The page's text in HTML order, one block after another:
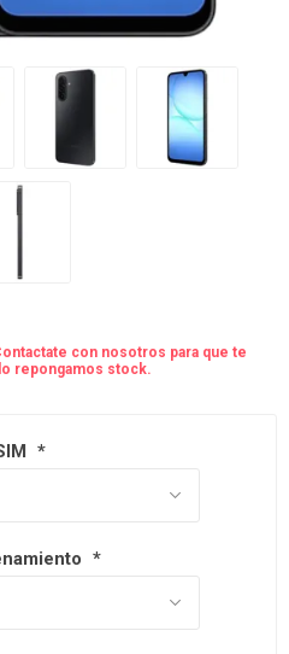
con nosotros para que te
repongamos stock.
*
*